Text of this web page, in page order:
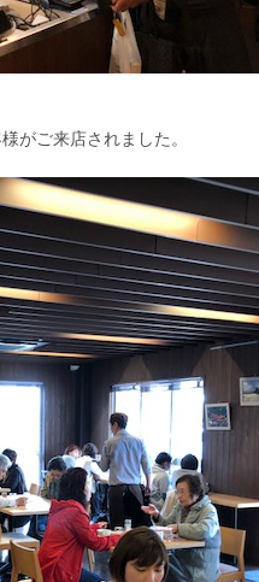
がご来店されました。